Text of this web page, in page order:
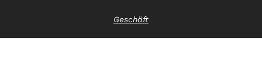
Geschäft